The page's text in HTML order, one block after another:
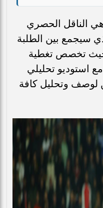
هي الناقل الحصري
سيجمع بين الطلبة
تخصص تغطية
استوديو تحليلي
لوصف وتحليل كافة